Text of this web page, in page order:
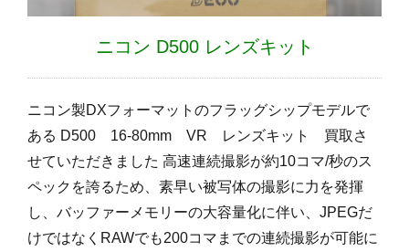
ニコン D500 レンズキット
ニコン製DXフォーマットのフラッグシップモデルで
ある D500 16-80mm VR レンズキット 買取さ
せていただきました 高速連続撮影が約10コマ/秒のス
ペックを誇るため、素早い被写体の撮影に力を発揮
し、バッファーメモリーの大容量化に伴い、JPEGだ
けではなくRAWでも200コマまでの連続撮影が可能に